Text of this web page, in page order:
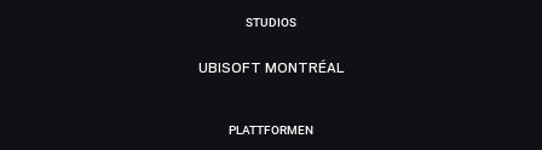
STUDIOS
UBISOFT MONTRÉAL
PLATTFORMEN